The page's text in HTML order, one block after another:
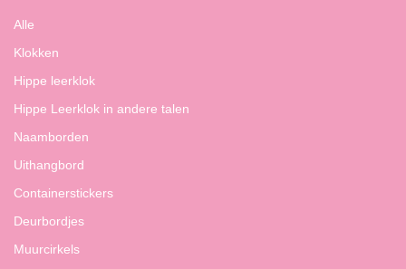
Alle
Klokken
Hippe leerklok
Hippe Leerklok in andere talen
Naamborden
Uithangbord
Containerstickers
Deurbordjes
Muurcirkels